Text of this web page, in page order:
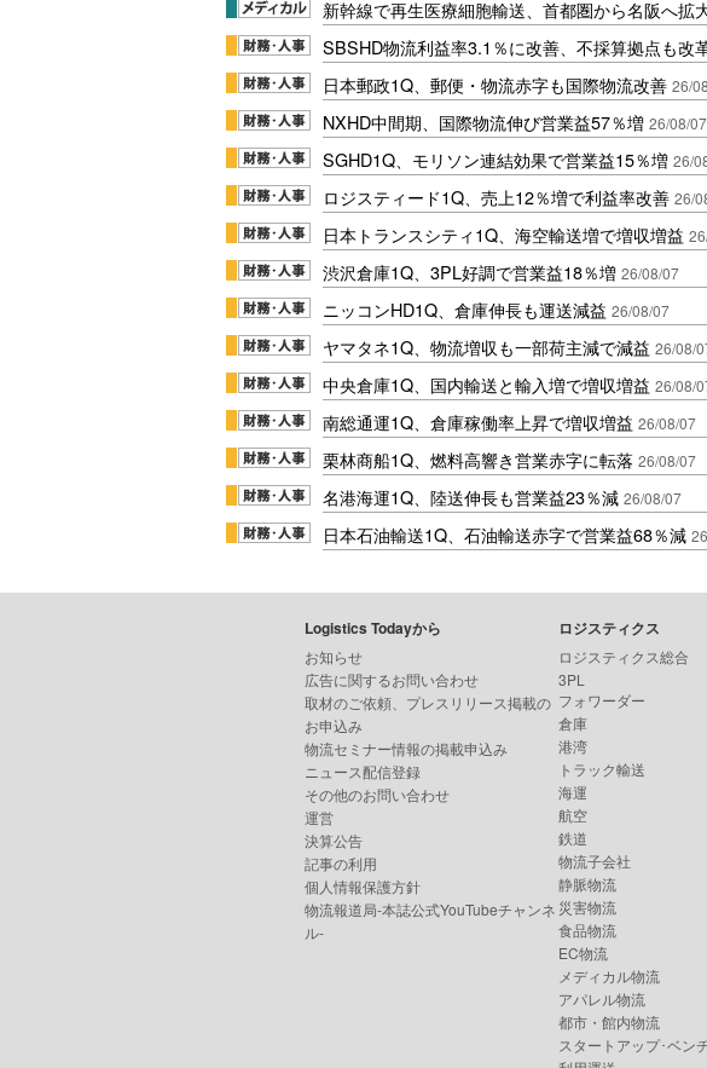
新幹線で再生医療細胞輸送、首都圏から名阪へ拡
SBSHD物流利益率3.1％に改善、不採算拠点も改
日本郵政1Q、郵便・物流赤字も国際物流改善 26/
NXHD中間期、国際物流伸び営業益57％増 26/08/07
SGHD1Q、モリソン連結効果で営業益15％増 26/
ロジスティード1Q、売上12％増で利益率改善 26/
日本トランスシティ1Q、海空輸送増で増収増益
渋沢倉庫1Q、3PL好調で営業益18％増 26/08/07
ニッコンHD1Q、倉庫伸長も運送減益 26/08/07
ヤマタネ1Q、物流増収も一部荷主減で減益 26/08/
中央倉庫1Q、国内輸送と輸入増で増収増益 26/08/
南総通運1Q、倉庫稼働率上昇で増収増益 26/08/07
栗林商船1Q、燃料高響き営業赤字に転落 26/08/07
名港海運1Q、陸送伸長も営業益23％減 26/08/07
日本石油輸送1Q、石油輸送赤字で営業益68％減
Logistics Todayから
お知らせ
広告に関するお問い合わせ
取材のご依頼、プレスリリース掲載の
お申込み
物流セミナー情報の掲載申込み
ニュース配信登録
その他のお問い合わせ
運営
決算公告
記事の利用
個人情報保護方針
物流報道局-本誌公式YouTubeチャンネ
ル-
ロジスティクス
ロジスティクス総合
3PL
フォワーダー
倉庫
港湾
トラック輸送
海運
航空
鉄道
物流子会社
静脈物流
災害物流
食品物流
EC物流
メディカル物流
アパレル物流
都市・館内物流
スタートアップ･ベン